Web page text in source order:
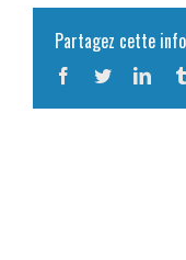
Partagez cette
Facebook
Twitter